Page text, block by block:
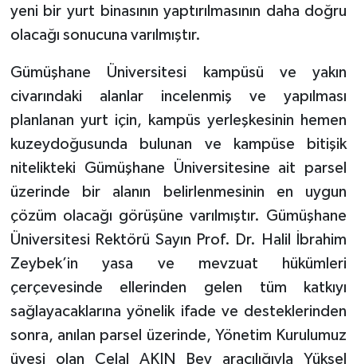
yeni bir yurt binasının yaptırılmasının daha doğru
olacağı sonucuna varılmıştır.
Gümüşhane Üniversitesi kampüsü ve yakın
civarındaki alanlar incelenmiş ve yapılması
planlanan yurt için, kampüs yerleşkesinin hemen
kuzeydoğusunda bulunan ve kampüse bitişik
nitelikteki Gümüşhane Üniversitesine ait parsel
üzerinde bir alanın belirlenmesinin en uygun
çözüm olacağı görüşüne varılmıştır. Gümüşhane
Üniversitesi Rektörü Sayın Prof. Dr. Halil İbrahim
Zeybek’in yasa ve mevzuat hükümleri
çerçevesinde ellerinden gelen tüm katkıyı
sağlayacaklarına yönelik ifade ve desteklerinden
sonra, anılan parsel üzerinde, Yönetim Kurulumuz
üyesi olan Celal AKIN Bey aracılığıyla Yüksel